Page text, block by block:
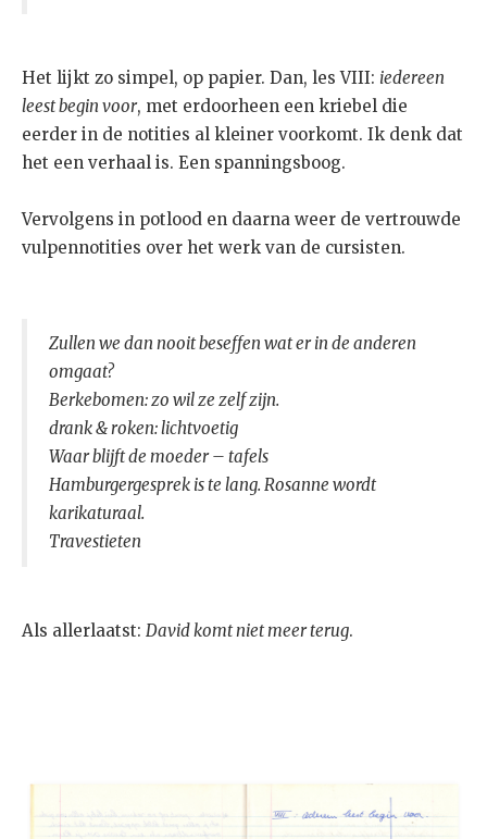
Het lijkt zo simpel, op papier. Dan, les VIII: iedereen
leest begin voor, met erdoorheen een kriebel die
eerder in de notities al kleiner voorkomt. Ik denk dat
het een verhaal is. Een spanningsboog.
Vervolgens in potlood en daarna weer de vertrouwde
vulpennotities over het werk van de cursisten.
Zullen we dan nooit beseffen wat er in de anderen
omgaat?
Berkebomen: zo wil ze zelf zijn.
drank & roken: lichtvoetig
Waar blijft de moeder – tafels
Hamburgergesprek is te lang. Rosanne wordt
karikaturaal.
Travestieten
Als allerlaatst: David komt niet meer terug.